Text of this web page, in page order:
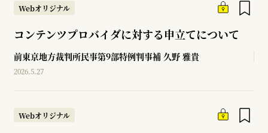
Webオリジナル
コンテンツプロバイダに対する申立てについて
前東京地方裁判所民事第9部特例判事補 久野 雅貴
2026.5.27
Webオリジナル